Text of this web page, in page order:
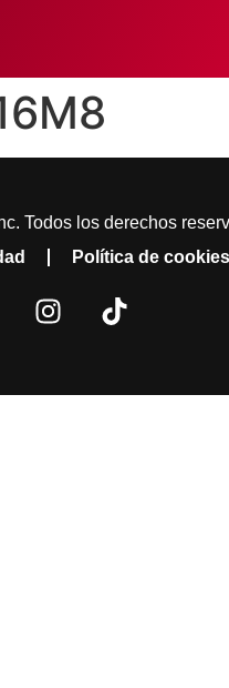
Todos los derechos
Política de cookies